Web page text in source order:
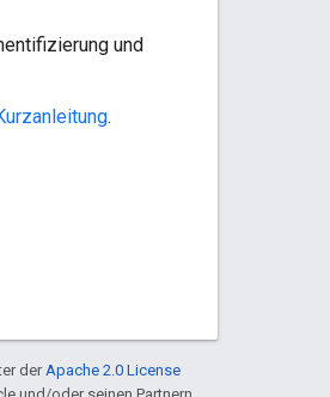
und
.
der Apache 2.0 License